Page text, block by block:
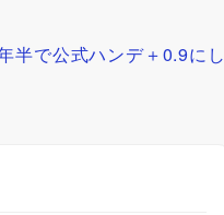
半で公式ハンデ＋0.9にし